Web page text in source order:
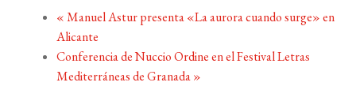
«Manuel Astur presenta «La aurora cuando surge» en
Alicante
Conferencia de Nuccio Ordine en el Festival Letras
Mediterráneas de Granada»